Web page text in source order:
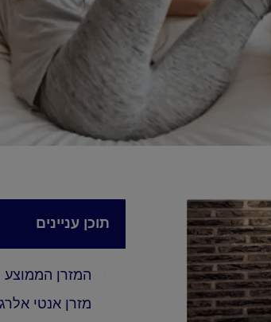
תוכן עניינים
המזרן הממוצע
מזרן אנטי